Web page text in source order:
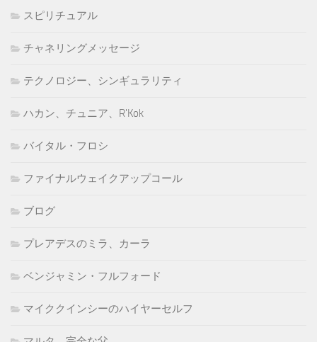
スピリチュアル
チャネリングメッセージ
テクノロジー、シンギュラリティ
ハカン、チュニア、R'Kok
バイタル・フロシ
ファイナルウェイクアップコール
ブログ
プレアデスのミラ、カーラ
ベンジャミン・フルフォード
マイククインシーのハイヤーセルフ